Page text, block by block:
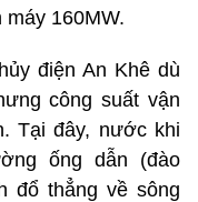
160MW.
điện An Khê dù
công suất vận
Tại đây, nước khi
ống dẫn (đào
đổ thẳng về sông